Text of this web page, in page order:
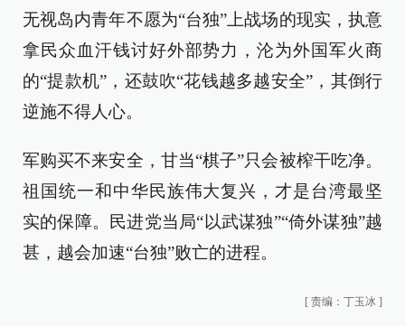
无视岛内青年不愿为“台独”上战场的现实，执意
拿民众血汗钱讨好外部势力，沦为外国军火商
的“提款机”，还鼓吹“花钱越多越安全”，其倒行
逆施不得人心。
军购买不来安全，甘当“棋子”只会被榨干吃净。
祖国统一和中华民族伟大复兴，才是台湾最坚
实的保障。民进党当局“以武谋独”“倚外谋独”越
甚，越会加速“台独”败亡的进程。
[ 责编：丁玉冰 ]